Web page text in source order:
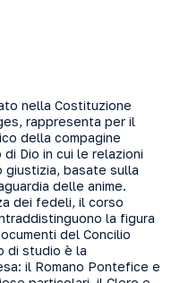
nella Costituzione
rappresenta per il
della compagine
Dio in cui le relazioni
basate sulla
delle anime.
dei fedeli, il corso
la figura
del Concilio
di studio è la
il Romano Pontefice e